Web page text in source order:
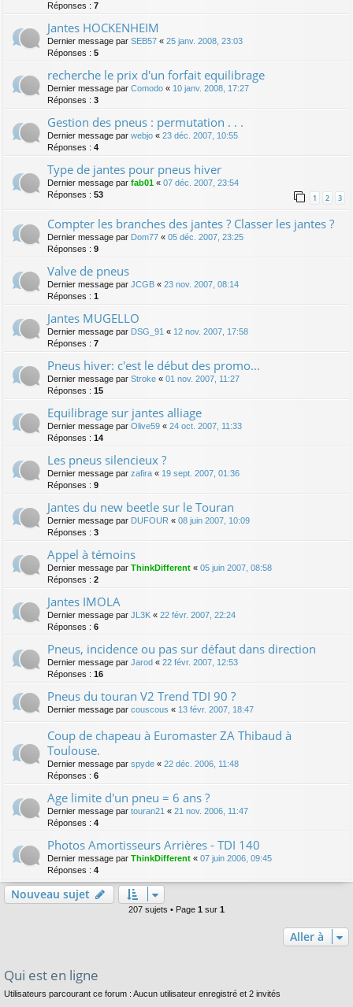
Réponses : 7
Jantes HOCKENHEIM
Dernier message par SEB57 « 25 janv. 2008, 23:03
Réponses : 5
recherche le prix d'un forfait equilibrage
Dernier message par Comodo « 10 janv. 2008, 17:27
Réponses : 3
Gestion des pneus : permutation . . .
Dernier message par webjo « 23 déc. 2007, 10:55
Réponses : 4
Type de jantes pour pneus hiver
Dernier message par fab01 « 07 déc. 2007, 23:54
Réponses : 53 1 2 3
Compter les branches des jantes ? Classer les jantes ?
Dernier message par Dom77 « 05 déc. 2007, 23:25
Réponses : 9
Valve de pneus
Dernier message par JCGB « 23 nov. 2007, 08:14
Réponses : 1
Jantes MUGELLO
Dernier message par DSG_91 « 12 nov. 2007, 17:58
Réponses : 7
Pneus hiver: c'est le début des promo...
Dernier message par Stroke « 01 nov. 2007, 11:27
Réponses : 15
Equilibrage sur jantes alliage
Dernier message par Olive59 « 24 oct. 2007, 11:33
Réponses : 14
Les pneus silencieux ?
Dernier message par zafira « 19 sept. 2007, 01:36
Réponses : 9
Jantes du new beetle sur le Touran
Dernier message par DUFOUR « 08 juin 2007, 10:09
Réponses : 3
Appel à témoins
Dernier message par ThinkDifferent « 05 juin 2007, 08:58
Réponses : 2
Jantes IMOLA
Dernier message par JL3K « 22 févr. 2007, 22:24
Réponses : 6
Pneus, incidence ou pas sur défaut dans direction
Dernier message par Jarod « 22 févr. 2007, 12:53
Réponses : 16
Pneus du touran V2 Trend TDI 90 ?
Dernier message par couscous « 13 févr. 2007, 18:47
Coup de chapeau à Euromaster ZA Thibaud à
Toulouse.
Dernier message par spyde « 22 déc. 2006, 11:48
Réponses : 6
Age limite d'un pneu = 6 ans ?
Dernier message par touran21 « 21 nov. 2006, 11:47
Réponses : 4
Photos Amortisseurs Arrières - TDI 140
Dernier message par ThinkDifferent « 07 juin 2006, 09:45
Réponses : 4
Nouveau sujet
207 sujets • Page 1 sur 1
Aller à
Qui est en ligne
Utilisateurs parcourant ce forum : Aucun utilisateur enregistré et 2 invités